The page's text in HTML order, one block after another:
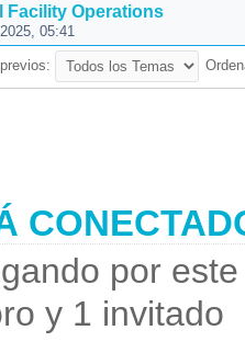
Facility Operations
05:41
por
y 1 invitado